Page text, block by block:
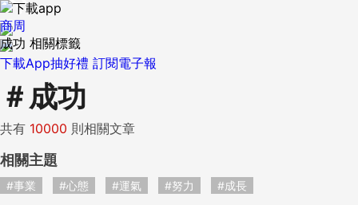
下載App抽好禮 訂閱電子報
商周
成功 相關標籤
＃ 成功
共有 10000 則相關文章
相關主題
#事業 #心態 #運氣 #努力 #成長